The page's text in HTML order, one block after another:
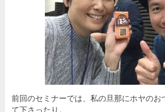
前回のセミナーでは、私の旦那にホヤのお
て下さったり。